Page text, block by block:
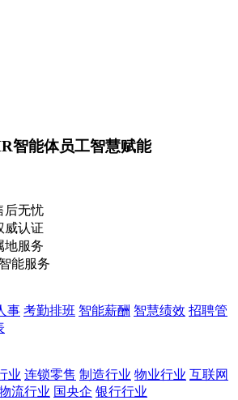
智能体员工智慧赋能
后无忧
威认证
地服务
能服务
事 考勤排班 智能薪酬 智慧绩效 招聘管
业 连锁零售 制造行业 物业行业 互联网
流行业 国央企 银行行业